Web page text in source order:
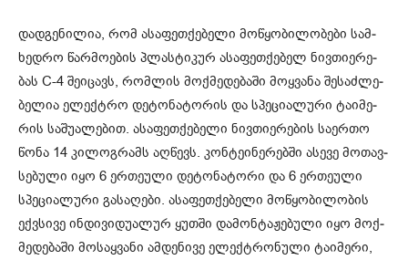
დად­გე­ნი­ლია, რომ ასა­ფეთ­ქე­ბე­ლი მო­წყო­ბი­ლო­ბე­ბი სამ­
ხედ­რო წარ­მო­ე­ბის პლას­ტი­კურ ასა­ფეთ­ქე­ბელ ნივ­თი­ე­რე­
ბას C-4 შე­ი­ცავს, რომ­ლის მოქ­მე­დე­ბა­ში მოყ­ვა­ნა შე­საძ­ლე­
ბე­ლია ელექტრო დე­ტო­ნა­ტო­რის და სპე­ცი­ა­ლუ­რი ტა­ი­მე­
რის სა­შუ­ა­ლე­ბით. ასა­ფეთ­ქე­ბე­ლი ნივ­თი­ე­რე­ბის სა­ერ­თო
წონა 14 კი­ლოგ­რამს აღ­წევს. კონ­ტე­ი­ნე­რებ­ში ასე­ვე მო­თავ­
სე­ბუ­ლი იყო 6 ერ­თე­უ­ლი დე­ტო­ნა­ტო­რი და 6 ერ­თე­უ­ლი
სპე­ცი­ა­ლუ­რი გა­სა­ღე­ბი. ასა­ფეთ­ქე­ბე­ლი მო­წყო­ბი­ლო­ბის
ექ­ვსი­ვე ინ­დი­ვი­დუ­ა­ლურ ყუთ­ში და­მონ­ტა­ჟე­ბუ­ლი იყო მოქ­
მე­დე­ბა­ში მო­საყ­ვა­ნი ამ­დე­ნი­ვე ელექტრო­ნუ­ლი ტა­ი­მე­რი,